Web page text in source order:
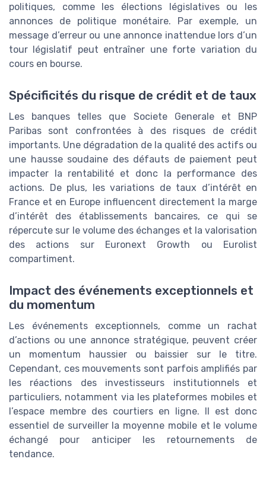
politiques, comme les élections législatives ou les
annonces de politique monétaire. Par exemple, un
message d’erreur ou une annonce inattendue lors d’un
tour législatif peut entraîner une forte variation du
cours en bourse.
Spécificités du risque de crédit et de taux
Les banques telles que Societe Generale et BNP
Paribas sont confrontées à des risques de crédit
importants. Une dégradation de la qualité des actifs ou
une hausse soudaine des défauts de paiement peut
impacter la rentabilité et donc la performance des
actions. De plus, les variations de taux d’intérêt en
France et en Europe influencent directement la marge
d’intérêt des établissements bancaires, ce qui se
répercute sur le volume des échanges et la valorisation
des actions sur Euronext Growth ou Eurolist
compartiment.
Impact des événements exceptionnels et
du momentum
Les événements exceptionnels, comme un rachat
d’actions ou une annonce stratégique, peuvent créer
un momentum haussier ou baissier sur le titre.
Cependant, ces mouvements sont parfois amplifiés par
les réactions des investisseurs institutionnels et
particuliers, notamment via les plateformes mobiles et
l’espace membre des courtiers en ligne. Il est donc
essentiel de surveiller la moyenne mobile et le volume
échangé pour anticiper les retournements de
tendance.